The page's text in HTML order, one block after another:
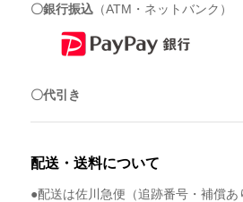
〇銀行振込 （ATM・ネットバンク）
〇代引き
配送・送料について
●配送は佐川急便（追跡番号・補償あ